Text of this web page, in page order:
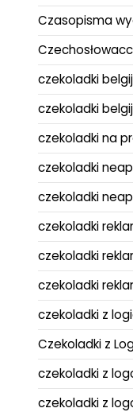
Czasopisma
czekoladki
czekoladki
czekoladki na
czekoladki
czekoladki
czekoladki
czekoladki
czekoladki
czekoladki z
Czekoladki z
czekoladki z
czekoladki z